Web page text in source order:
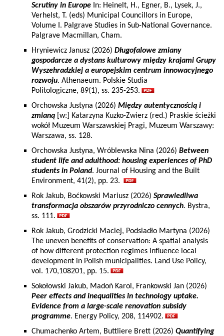
Scrutiny in Europe In: Heinelt, H., Egner, B., Lysek, J.,
Verhelst, T. (eds) Municipal Councillors in Europe,
Volume I. Palgrave Studies in Sub-National Governance.
Palgrave Macmillan, Cham.
Hryniewicz Janusz (2026) Długofalowe zmiany
gospodarcze a dystans kulturowy między krajami Grupy
Wyszehradzkiej a europejskim centrum innowacyjnego
rozwoju. Athenaeum. Polskie Studia
Politologiczne, 89(1), ss. 235-253.
Orchowska Justyna (2026) Między autentycznością i
zmianą [w:] Katarzyna Kuzko-Zwierz (red.) Praskie ścieżki
wokół Muzeum Warszawskiej Pragi, Muzeum Warszawy:
Warszawa, ss. 128.
Orchowska Justyna, Wróblewska Nina (2026) Between
student life and adulthood: housing experiences of PhD
students in Poland. Journal of Housing and the Built
Environment, 41(2), pp. 23.
Rok Jakub, Boćkowski Mariusz (2026) Sprawiedliwa
transformacja obszarów przyrodniczo cennych. Bystra,
ss. 111.
Rok Jakub, Grodzicki Maciej, Podsiadło Martyna (2026)
The uneven benefits of conservation: A spatial analysis
of how different protection regimes influence local
development in Polish municipalities. Land Use Policy,
vol. 170,108201, pp. 15.
Sokołowski Jakub, Madoń Karol, Frankowski Jan (2026)
Peer effects and inequalities in technology uptake.
Evidence from a large-scale renovation subsidy
programme. Energy Policy, 208, 114902.
Chumachenko Artem, Buttliere Brett (2026) Quantifying